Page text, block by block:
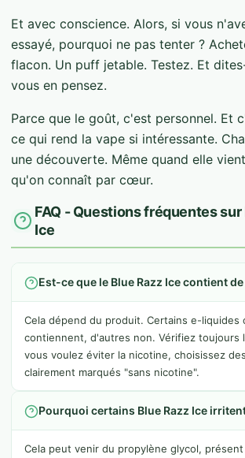
Et avec conscience. Alors, si vous
essayé, pourquoi ne pas tenter ?
flacon. Un puff jetable. Testez. Et
vous en pensez.
Parce que le goût, c'est personnel. Et
ce qui rend la vape si intéressante.
une découverte. Même quand elle
qu'on connaît par cœur.
FAQ - Questions fréquentes sur
Ice
Est-ce que le Blue Razz Ice contient
Cela dépend du produit. Certains e-liquides
contiennent, d'autres non. Vérifiez toujours
vous voulez éviter la nicotine, choisissez
clairement marqués "sans nicotine".
Pourquoi certains Blue Razz Ice
Cela peut venir du propylène glycol, présent